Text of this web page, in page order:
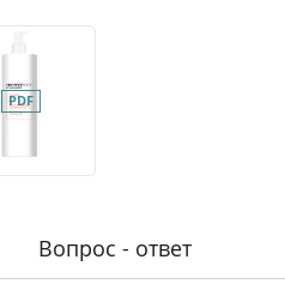
Вопрос - ответ